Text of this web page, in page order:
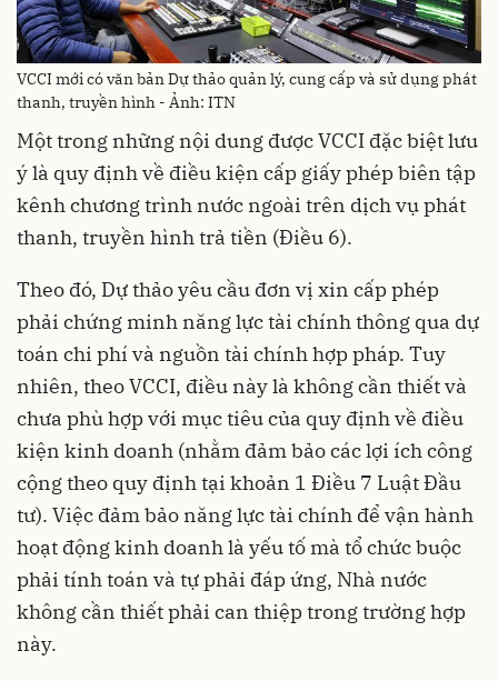
VCCI mới có văn bản Dự thảo quản lý, cung cấp và sử dụng phát
thanh, truyền hình - Ảnh: ITN
Một trong những nội dung được VCCI đặc biệt lưu
ý là quy định về điều kiện cấp giấy phép biên tập
kênh chương trình nước ngoài trên dịch vụ phát
thanh, truyền hình trả tiền (Điều 6).
Theo đó, Dự thảo yêu cầu đơn vị xin cấp phép
phải chứng minh năng lực tài chính thông qua dự
toán chi phí và nguồn tài chính hợp pháp. Tuy
nhiên, theo VCCI, điều này là không cần thiết và
chưa phù hợp với mục tiêu của quy định về điều
kiện kinh doanh (nhằm đảm bảo các lợi ích công
cộng theo quy định tại khoản 1 Điều 7 Luật Đầu
tư). Việc đảm bảo năng lực tài chính để vận hành
hoạt động kinh doanh là yếu tố mà tổ chức buộc
phải tính toán và tự phải đáp ứng, Nhà nước
không cần thiết phải can thiệp trong trường hợp
này.